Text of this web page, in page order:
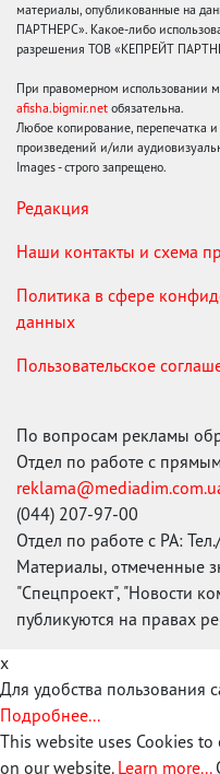
материалы, опубликованные на
ПАРТНЕРС». Какое-либо
разрешения ТОВ «КЕПРЕЙТ
При правомерном использовании
afisha.bigmir.net обязательна.
Любое копирование, перепечатка
произведений и/или
Images - строго запрещено.
Редакция
Наши контакты и схема
Политика в сфере
данных
Пользовательское
По вопросам рекламы
Отдел по работе с
(044) 207-97-00
Отдел по работе с РА:
Материалы, отмеченные
"Спецпроект", "Новости
публикуются на правах
x
Для удобства пользования
Подробнее...
This website uses Cookies
on our website. Learn more...